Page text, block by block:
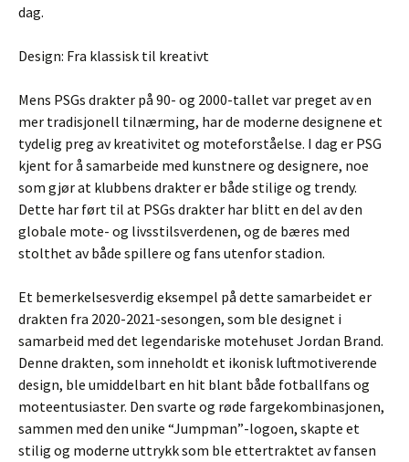
dag.
Design: Fra klassisk til kreativt
Mens PSGs drakter på 90- og 2000-tallet var preget av en
mer tradisjonell tilnærming, har de moderne designene et
tydelig preg av kreativitet og moteforståelse. I dag er PSG
kjent for å samarbeide med kunstnere og designere, noe
som gjør at klubbens drakter er både stilige og trendy.
Dette har ført til at PSGs drakter har blitt en del av den
globale mote- og livsstilsverdenen, og de bæres med
stolthet av både spillere og fans utenfor stadion.
Et bemerkelsesverdig eksempel på dette samarbeidet er
drakten fra 2020-2021-sesongen, som ble designet i
samarbeid med det legendariske motehuset Jordan Brand.
Denne drakten, som inneholdt et ikonisk luftmotiverende
design, ble umiddelbart en hit blant både fotballfans og
moteentusiaster. Den svarte og røde fargekombinasjonen,
sammen med den unike “Jumpman”-logoen, skapte et
stilig og moderne uttrykk som ble ettertraktet av fansen